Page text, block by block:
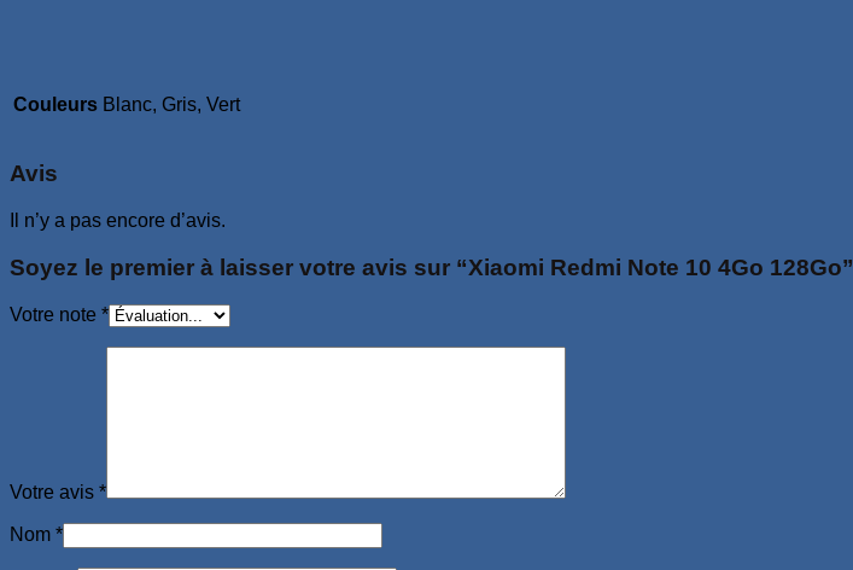
Couleurs Blanc, Gris, Vert
Avis
Il n’y a pas encore d’avis.
Soyez le premier à laisser votre avis sur “Xiaomi Redmi Note 10 4Go 128Go”
Votre note *
Votre avis *
Nom *